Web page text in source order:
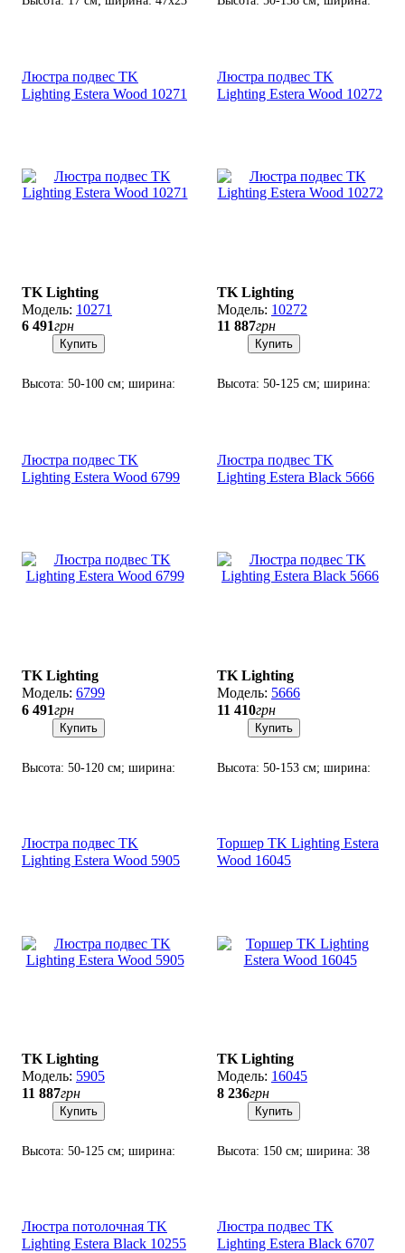
Люстра подвес TK
Lighting Estera Wood 10271
TK Lighting
10271
6 491грн
Купить
Высота: 50-100 см; ширина:
Люстра подвес TK
Lighting Estera Wood 10272
TK Lighting
10272
11 887грн
Купить
Высота: 50-125 см; ширина:
Люстра подвес TK
Lighting Estera Wood 6799
TK Lighting
6799
6 491грн
Купить
Высота: 50-120 см; ширина:
Люстра подвес TK
Lighting Estera Black 5666
TK Lighting
5666
11 410грн
Купить
Высота: 50-153 см; ширина:
Люстра подвес TK
Lighting Estera Wood 5905
TK Lighting
5905
11 887грн
Купить
Высота: 50-125 см; ширина:
Торшер TK Lighting Estera
Wood 16045
TK Lighting
16045
8 236грн
Купить
Высота: 150 см; ширина: 38
Люстра потолочная TK
Lighting Estera Black 10255
Люстра подвес TK
Lighting Estera Black 6707